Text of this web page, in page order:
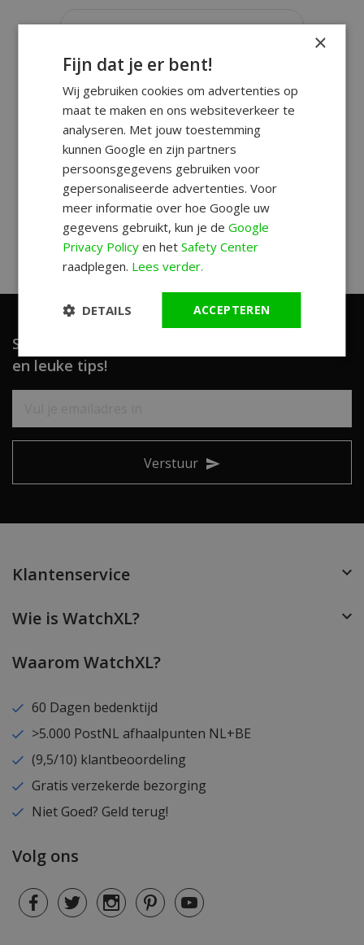
Schrijf je in en ontvang unieke aanbiedingen
en leuke tips!
Verstuur
Klantenservice
Wie is WatchXL?
Waarom WatchXL?
60 Dagen bedenktijd
>5.000 PostNL afhaalpunten NL+BE
(9,5/10) klantbeoordeling
Gratis verzekerde bezorging
Niet Goed? Geld terug!
Volg ons
×
Fijn dat je er bent!
Wij gebruiken cookies om advertenties op
maat te maken en ons websiteverkeer te
analyseren. Met jouw toestemming
kunnen Google en zijn partners
persoonsgegevens gebruiken voor
gepersonaliseerde advertenties. Voor
meer informatie over hoe Google uw
gegevens gebruikt, kun je deGoogle
Privacy Policy en hetSafety Center
raadplegen. Lees verder.
ACCEPTEREN
DETAILS